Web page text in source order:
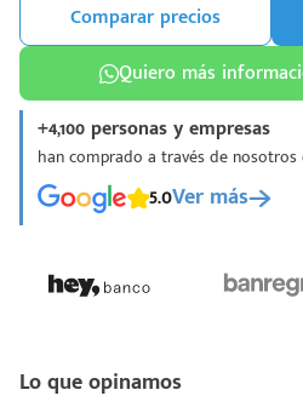
Lo que opinamos
Comparar precios
Quiero más
+4,100 personas y empresas
han comprado a través de nosotros
5.0Ver más
¡Espera!
enviar tu cotización
conozcas nuestro
asesor te guiará